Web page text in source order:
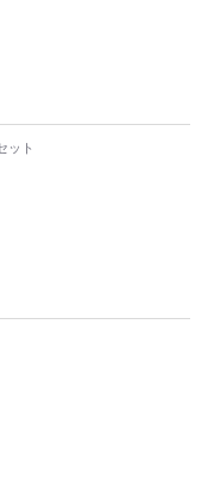
ット